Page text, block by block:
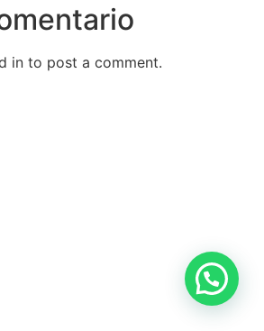
in to post a comment.